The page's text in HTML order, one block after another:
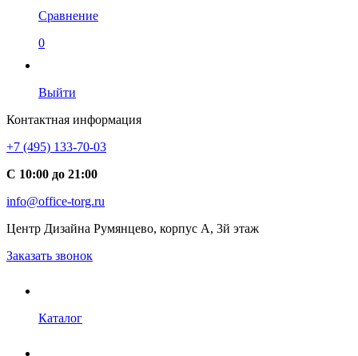
Сравнение
0
Выйти
Контактная информация
+7 (495) 133-70-03
С 10:00 до 21:00
info@office-torg.ru
Центр Дизайна Румянцево, корпус А, 3й этаж
Заказать звонок
Каталог